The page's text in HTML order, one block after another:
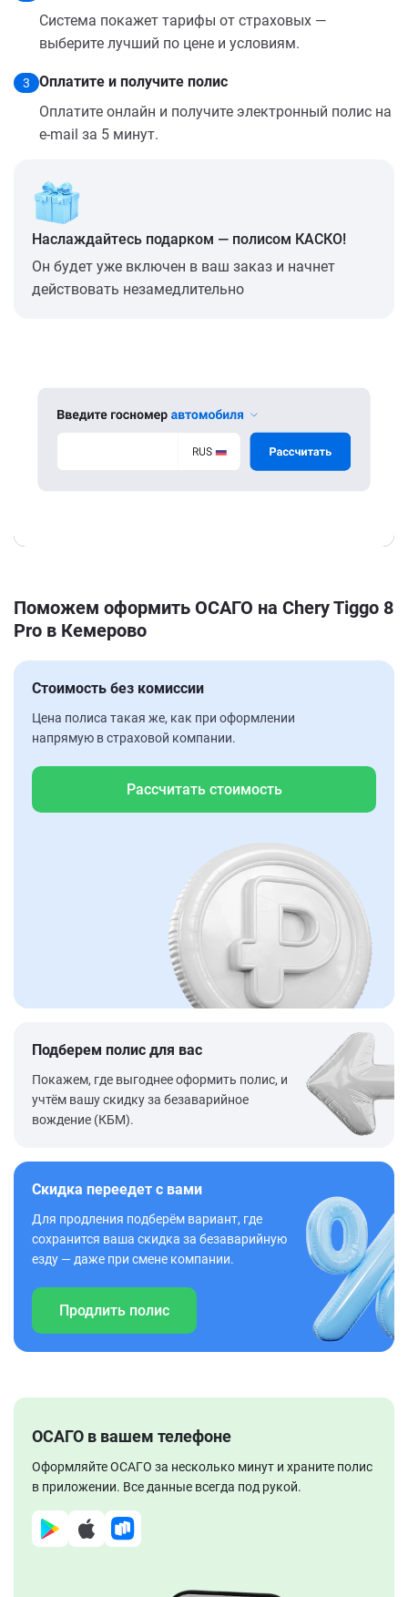
Система покажет тарифы от страховых —
выберите лучший по цене и условиям.
3
Оплатите и получите полис
Оплатите онлайн и получите электронный полис на
e-mail за 5 минут.
Наслаждайтесь подарком — полисом КАСКО!
Он будет уже включен в ваш заказ и начнет
действовать незамедлительно
Поможем оформить ОСАГО на Chery Tiggo 8
Pro в Кемерово
Стоимость без комиссии
Цена полиса такая же, как при оформлении
напрямую в страховой компании.
Рассчитать стоимость
Подберем полис для вас
Покажем, где выгоднее оформить полис, и
учтём вашу скидку за безаварийное
вождение (КБМ).
Скидка переедет с вами
Для продления подберём вариант, где
сохранится ваша скидка за безаварийную
езду — даже при смене компании.
Продлить полис
ОСАГО в вашем телефоне
Оформляйте ОСАГО за несколько минут и храните полис
в приложении. Все данные всегда под рукой.